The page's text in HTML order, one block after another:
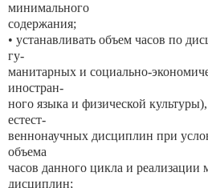
минимального
содержания;
• устанавливать объем часов по
гу-
манитарных и социально-
иностран-
ного языка и физической
естест-
веннонаучных дисциплин при
объема
часов данного цикла и
дисциплин;